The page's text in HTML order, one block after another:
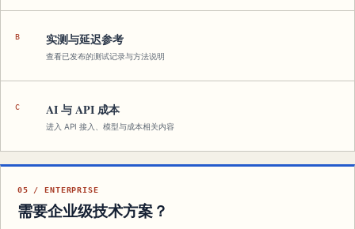
B 实测与延迟参考
查看已发布的测试记录与方法说明
C AI 与 API 成本
进入 API 接入、模型与成本相关内容
05 / ENTERPRISE
需要企业级技术方案？